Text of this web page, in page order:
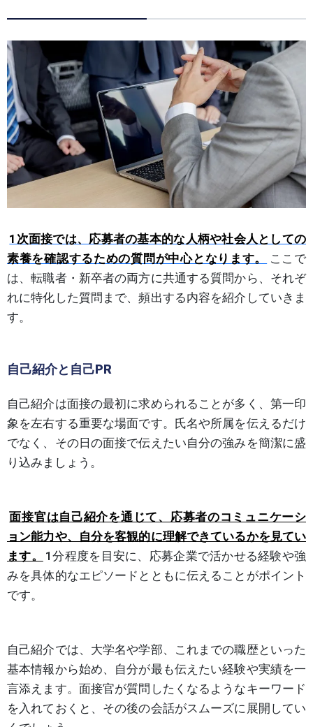
1次面接では、応募者の基本的な人柄や社会人としての
素養を確認するための質問が中心となります。
ここで
は、転職者・新卒者の両方に共通する質問から、それぞ
れに特化した質問まで、頻出する内容を紹介していきま
す。
自己紹介と自己PR
自己紹介は面接の最初に求められることが多く、第一印
象を左右する重要な場面です。氏名や所属を伝えるだけ
でなく、その日の面接で伝えたい自分の強みを簡潔に盛
り込みましょう。
面接官は自己紹介を通じて、応募者のコミュニケーシ
ョン能力や、自分を客観的に理解できているかを見てい
ます。
1分程度を目安に、応募企業で活かせる経験や強
みを具体的なエピソードとともに伝えることがポイント
です。
自己紹介では、大学名や学部、これまでの職歴といった
基本情報から始め、自分が最も伝えたい経験や実績を一
言添えます。面接官が質問したくなるようなキーワード
を入れておくと、その後の会話がスムーズに展開してい